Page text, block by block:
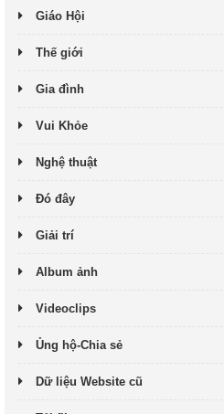
Giáo Hội
Thế giới
Gia đình
Vui Khỏe
Nghệ thuật
Đó đây
Giải trí
Album ảnh
Videoclips
Ủng hộ-Chia sẻ
Dữ liệu Website cũ